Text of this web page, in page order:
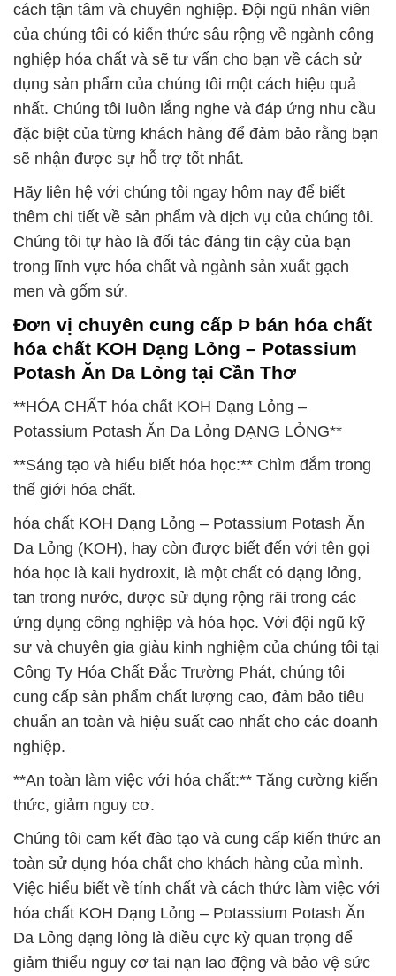
cách tận tâm và chuyên nghiệp. Đội ngũ nhân viên
của chúng tôi có kiến thức sâu rộng về ngành công
nghiệp hóa chất và sẽ tư vấn cho bạn về cách sử
dụng sản phẩm của chúng tôi một cách hiệu quả
nhất. Chúng tôi luôn lắng nghe và đáp ứng nhu cầu
đặc biệt của từng khách hàng để đảm bảo rằng bạn
sẽ nhận được sự hỗ trợ tốt nhất.
Hãy liên hệ với chúng tôi ngay hôm nay để biết
thêm chi tiết về sản phẩm và dịch vụ của chúng tôi.
Chúng tôi tự hào là đối tác đáng tin cậy của bạn
trong lĩnh vực hóa chất và ngành sản xuất gạch
men và gốm sứ.
Đơn vị chuyên cung cấp Þ bán hóa chất
hóa chất KOH Dạng Lỏng – Potassium
Potash Ăn Da Lỏng tại Cần Thơ
**HÓA CHẤT hóa chất KOH Dạng Lỏng –
Potassium Potash Ăn Da Lỏng DẠNG LỎNG**
**Sáng tạo và hiểu biết hóa học:** Chìm đắm trong
thế giới hóa chất.
hóa chất KOH Dạng Lỏng – Potassium Potash Ăn
Da Lỏng (KOH), hay còn được biết đến với tên gọi
hóa học là kali hydroxit, là một chất có dạng lỏng,
tan trong nước, được sử dụng rộng rãi trong các
ứng dụng công nghiệp và hóa học. Với đội ngũ kỹ
sư và chuyên gia giàu kinh nghiệm của chúng tôi tại
Công Ty Hóa Chất Đắc Trường Phát, chúng tôi
cung cấp sản phẩm chất lượng cao, đảm bảo tiêu
chuẩn an toàn và hiệu suất cao nhất cho các doanh
nghiệp.
**An toàn làm việc với hóa chất:** Tăng cường kiến
thức, giảm nguy cơ.
Chúng tôi cam kết đào tạo và cung cấp kiến thức an
toàn sử dụng hóa chất cho khách hàng của mình.
Việc hiểu biết về tính chất và cách thức làm việc với
hóa chất KOH Dạng Lỏng – Potassium Potash Ăn
Da Lỏng dạng lỏng là điều cực kỳ quan trọng để
giảm thiểu nguy cơ tai nạn lao động và bảo vệ sức